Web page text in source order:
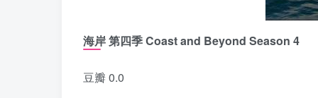
海岸 第四季 Coast and Beyond Season 4
豆瓣 0.0